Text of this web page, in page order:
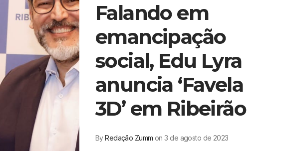
Falando em
emancipação
social, Edu Lyra
anuncia ‘Favela
3D’ em Ribeirão
ByRedação Zumm on 3 de agosto de 2023